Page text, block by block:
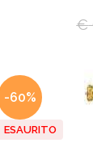
€
-60%
ESAURITO